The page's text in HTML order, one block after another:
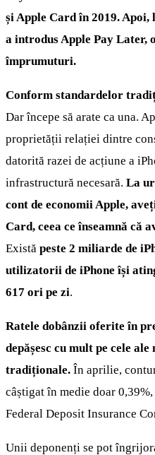
și Apple Card în 2019. Apoi,
a introdus Apple Pay Later,
împrumuturi.
Conform standardelor
Dar începe să arate ca una.
proprietății relației dintre
datorită razei de acțiune a
infrastructură necesară. La
cont de economii Apple,
Card, ceea ce înseamnă că
Există peste 2 miliarde de
utilizatorii de iPhone își
617 ori pe zi.
Ratele dobânzii oferite în
depășesc cu mult pe cele
tradiționale. În aprilie,
câștigat în medie doar
Federal Deposit Insurance
Unii deponenți se pot